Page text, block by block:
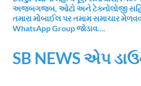
અજબગજબ, ઓટો અને ટેક્નોલોજી
તમારા મોબાઈલ પર તમામ સમાચાર
WhatsApp Group જોડાવ….
SB NEWS એપ